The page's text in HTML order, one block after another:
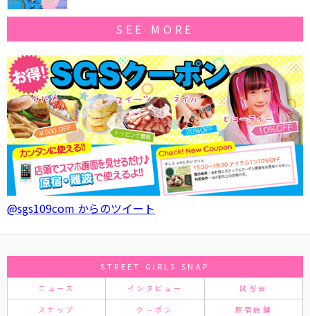
SEE MORE
@sgs109com からのツイート
STREET GIRLS SNAP
ニュース インタビュー 試写会
スナップ クーポン 原宿店舗